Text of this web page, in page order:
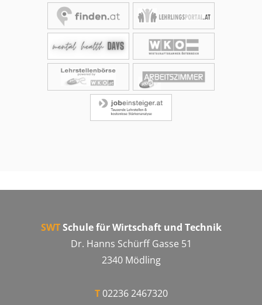
SWTSchule für Wirtschaft und Technik
Dr. Hanns Schürff Gasse 51
2340 Mödling
T 02236 2467320